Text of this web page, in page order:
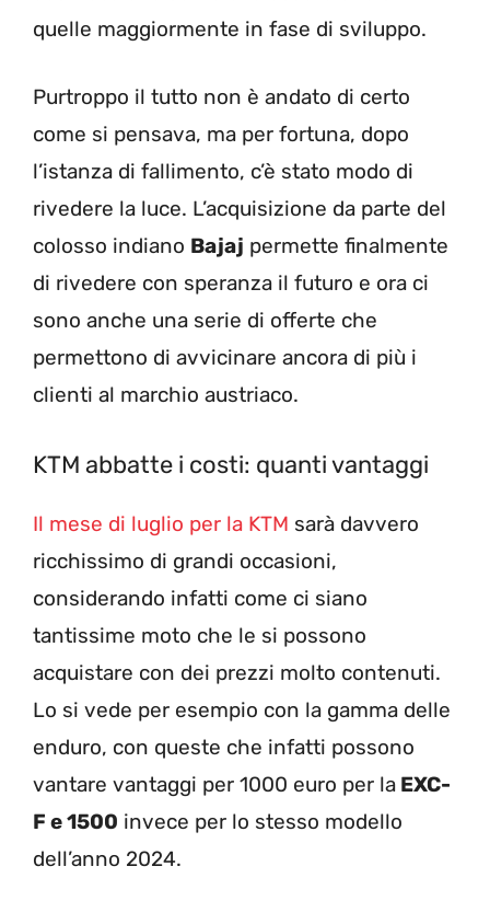
quelle maggiormente in fase di sviluppo.
Purtroppo il tutto non è andato di certo
come si pensava, ma per fortuna, dopo
l’istanza di fallimento, c’è stato modo di
rivedere la luce. L’acquisizione da parte del
colosso indiano Bajaj permette finalmente
di rivedere con speranza il futuro e ora ci
sono anche una serie di offerte che
permettono di avvicinare ancora di più i
clienti al marchio austriaco.
KTM abbatte i costi: quanti vantaggi
Il mese di luglio per la KTM sarà davvero
ricchissimo di grandi occasioni,
considerando infatti come ci siano
tantissime moto che le si possono
acquistare con dei prezzi molto contenuti.
Lo si vede per esempio con la gamma delle
enduro, con queste che infatti possono
vantare vantaggi per 1000 euro per la EXC-
F e 1500 invece per lo stesso modello
dell’anno 2024.